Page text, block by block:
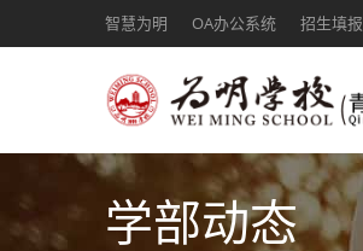
智慧为明 OA办公系统 招生填报
学部动态